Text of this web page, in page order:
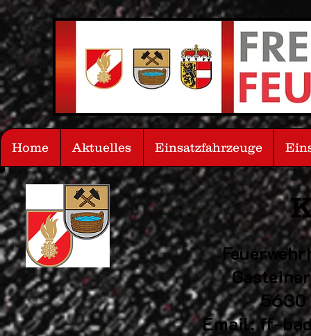
5630
Email:ff-
Home Aktuelles Einsatzfahrzeuge